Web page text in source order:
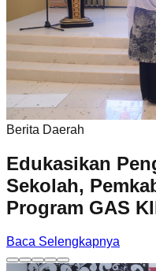
Berita Daerah
Edukasikan
Sekolah,
Program GAS
Baca Selengkapnya